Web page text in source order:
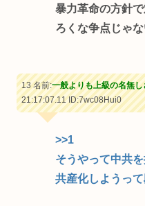
暴力革命の方針
ろくな争点じゃな
13 名前:一般よりも上級の名無し
21:17:07.11ID:7wc08Hui0
>>1
そうやって中共
共産化しようっ